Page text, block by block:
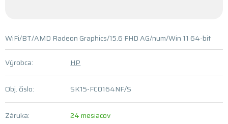
WiFi/BT/AMD Radeon Graphics/15.6 FHD AG/num/Win 11 64-bit
Výrobca: HP
Obj. čislo: SK15-FC0164NF/S
Záruka: 24 mesiacov